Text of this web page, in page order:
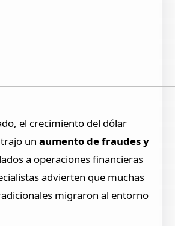
el crecimiento del dólar
un aumento de fraudes y
a operaciones financieras
advierten que muchas
migraron al entorno